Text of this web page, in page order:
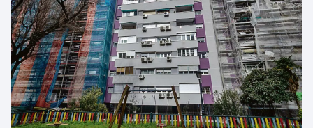
BALONCESTO
Sandra Martínez guía a España a
semifinales